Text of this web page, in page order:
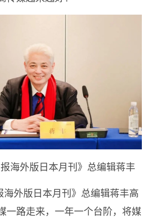
报海外版日本月刊》总编辑蒋丰
海外版日本月刊》总编辑蒋丰高
一路走来，一年一个台阶，将媒